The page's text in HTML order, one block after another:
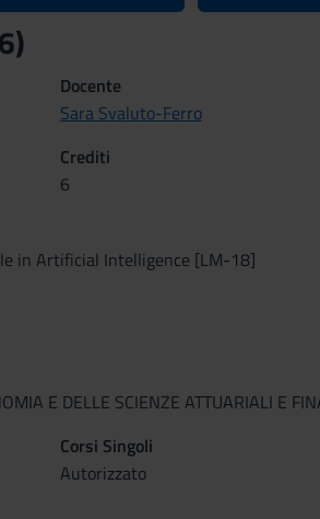
Docente
Sara Svaluto-Ferro
Crediti
6
in Artificial Intelligence [LM-18]
E DELLE SCIENZE ATTUARIALI E
Corsi Singoli
Autorizzato